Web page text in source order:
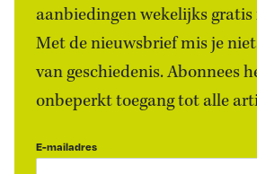
aanbiedingen wekelijks
Met de nieuwsbrief mis je
van geschiedenis. Abonnees
onbeperkt toegang tot alle
E-mailadres